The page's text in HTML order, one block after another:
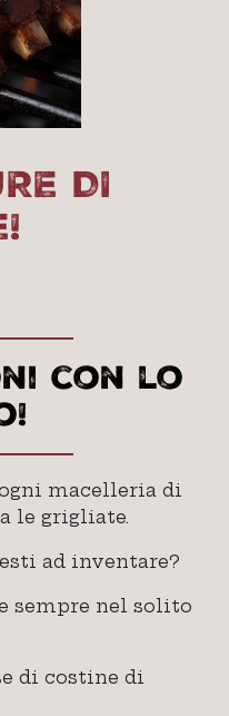
DI
con lo
macelleria di
le grigliate.
ad inventare?
sempre nel solito
di costine di